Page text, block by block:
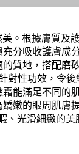
。根據膚質及
分吸收護膚成
質地，搭配磨
對性功效，令後
能滿足不同的
嫩的眼周肌膚
、光滑細緻的美